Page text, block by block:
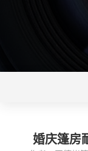
婚庆篷房